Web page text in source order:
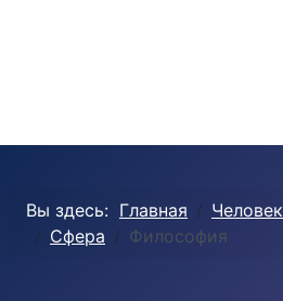
Вы здесь: Главная Человек
Сфера
Философия